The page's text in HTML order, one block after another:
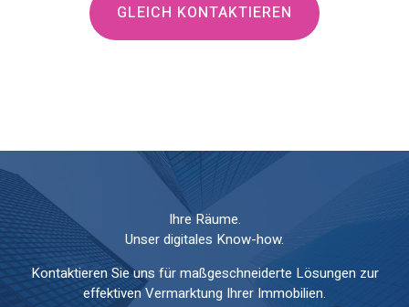
GLEICH KONTAKTIEREN
Ihre Räume.
Unser digitales Know-how.
Kontaktieren Sie uns für maßgeschneiderte Lösungen zur
effektiven Vermarktung Ihrer Immobilien.